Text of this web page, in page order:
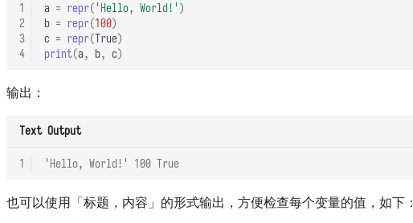
1
2
3
4
a = repr( 'Hello, World!' )
b = repr(100)
c = repr(True)
print(a, b, c)
输出：
Text Output
1 'Hello, World!' 100 True
也可以使用「标题，内容」的形式输出，方便检查每个变量的值，如下：